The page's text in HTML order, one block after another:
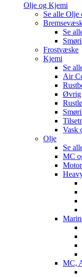
Olje og Kjemi
Se alle Olje
Se
Frostvæske
Kjemi
Se
Air
Øvrig
Vask
Olje
Se
MC
MC,